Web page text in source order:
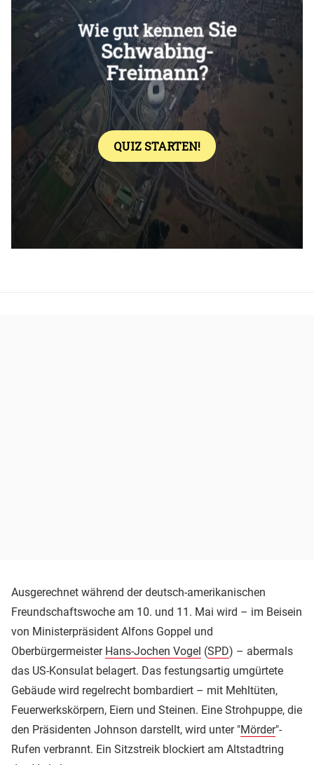
Überspringen
Ausgerechnet während der deutsch-amerikanischen
Freundschaftswoche am 10. und 11. Mai wird – im Beisein
von Ministerpräsident Alfons Goppel und
Oberbürgermeister Hans-Jochen Vogel (SPD) – abermals
das US-Konsulat belagert. Das festungsartig umgürtete
Gebäude wird regelrecht bombardiert – mit Mehltüten,
Feuerwerkskörpern, Eiern und Steinen. Eine Strohpuppe, die
den Präsidenten Johnson darstellt, wird unter "Mörder"-
Rufen verbrannt. Ein Sitzstreik blockiert am Altstadtring